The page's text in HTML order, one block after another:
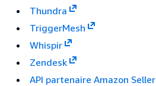
Thundra
TriggerMesh
Whispir
Zendesk
API partenaire Amazon Seller